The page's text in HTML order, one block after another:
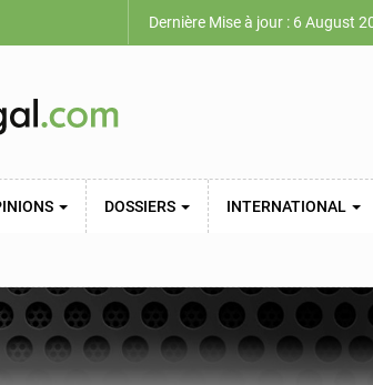
Dernière Mise à jour : 6 August
DOSSIERS INTERNATIONAL